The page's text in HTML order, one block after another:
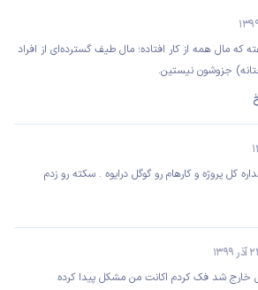
که مال همه از کار افتاده؛ مال طیف گسترده‌ای از افراد
جزوشون نیستین.
کل پروژه و کارهام رو گوگل درایوه . سکته رو زدم
1399
شد فک کردم اکانت من مشکل پیدا کرده